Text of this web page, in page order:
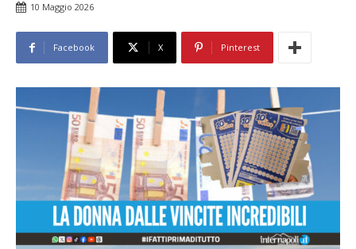
10 Maggio 2026
Facebook X Pinterest